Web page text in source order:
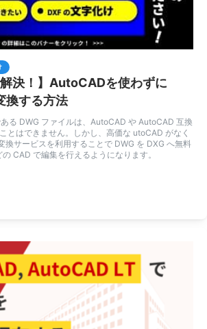
解決！】AutoCADを使わずに
換する方法
る DWG ファイルは、AutoCAD や AutoCAD 互換
とはできません。しかし、高価な utoCAD がなく
換サービスを利用することで DWG を DXG へ無料
CAD で編集を行えるようになります。